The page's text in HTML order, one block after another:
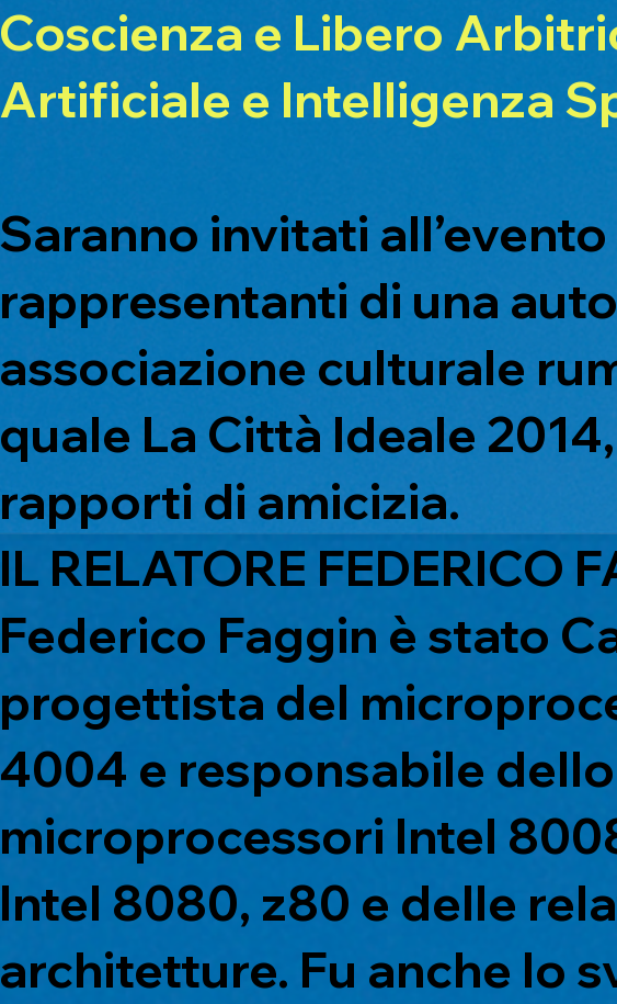
Coscienza e Libero
Artificiale e Intelligenza
Saranno invitati all’evento
rappresentanti di una
associazione culturale
quale La Città Ideale
rapporti di amicizia.
IL RELATORE FEDERICO
Federico Faggin è stato
progettista del
4004 e responsabile
microprocessori Intel
Intel 8080, z80 e delle
architetture. Fu anche lo